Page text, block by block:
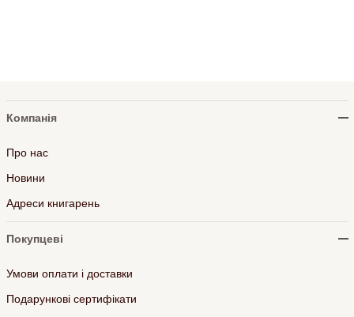
Компанія
Про нас
Новини
Адреси книгарень
Покупцеві
Умови оплати і доставки
Подарункові сертифікати